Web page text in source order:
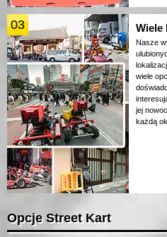
03 Wiele
Nasze
wiele
jej
każdą
Opcje Street Kart